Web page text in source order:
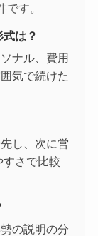
す。
は？
ナル、費用
気で続けた
し、次に営
さで比較
の説明の分